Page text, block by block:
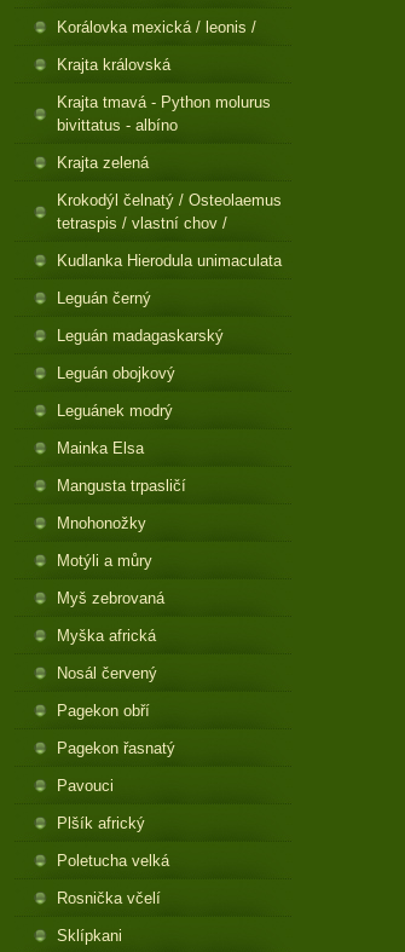
Korálovka mexická / leonis /
Krajta královská
Krajta tmavá - Python molurus
bivittatus - albíno
Krajta zelená
Krokodýl čelnatý / Osteolaemus
tetraspis / vlastní chov /
Kudlanka Hierodula unimaculata
Leguán černý
Leguán madagaskarský
Leguán obojkový
Leguánek modrý
Mainka Elsa
Mangusta trpasličí
Mnohonožky
Motýli a můry
Myš zebrovaná
Myška africká
Nosál červený
Pagekon obří
Pagekon řasnatý
Pavouci
Plšík africký
Poletucha velká
Rosnička včelí
Sklípkani